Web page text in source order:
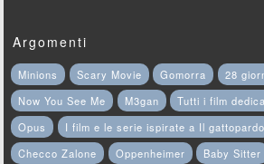
Argomenti
Minions Scary Movie Gomorra
28
Now You See Me
M3gan
Tutti i film
Opus
I film e le serie ispirate a Il gattopardo
Checco Zalone
Oppenheimer Baby Sitter